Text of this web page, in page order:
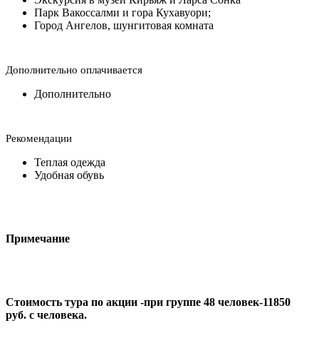
Парк Вакоссалми и гора Кухавуори;
Город Ангелов, шунгитовая комната
Дополнительно оплачивается
Дополнительно
Рекомендации
Теплая одежда
Удобная обувь
Примечание
Стоимость тура по акции -при группе 48 человек-11850
руб. с человека.